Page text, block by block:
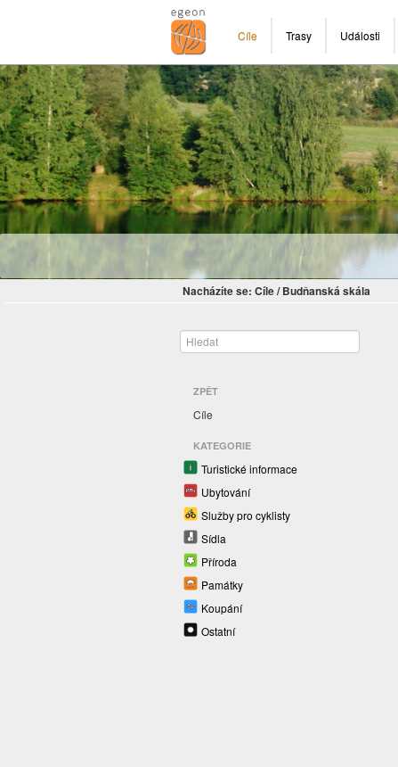
Cíle Trasy Události
Nacházíte se: Cíle/ Budňanská skála
ZPĚT
Cíle
KATEGORIE
Turistické informace
Ubytování
Služby pro cyklisty
Sídla
Příroda
Památky
Koupání
Ostatní